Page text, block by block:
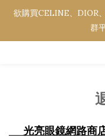
欲購買CELINE、DIOR
群
欲購買CELINE、DIOR
群
全館消費金
欲購買CELINE、DIOR
群
光亮眼鏡網路商